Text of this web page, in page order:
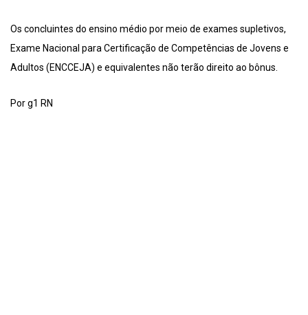
Os concluintes do ensino médio por meio de exames supletivos,
Exame Nacional para Certificação de Competências de Jovens e
Adultos (ENCCEJA) e equivalentes não terão direito ao bônus.
Por g1 RN